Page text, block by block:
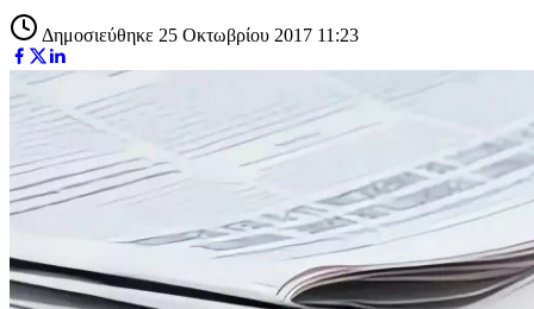
Δημοσιεύθηκε 25 Οκτωβρίου 2017 11:23